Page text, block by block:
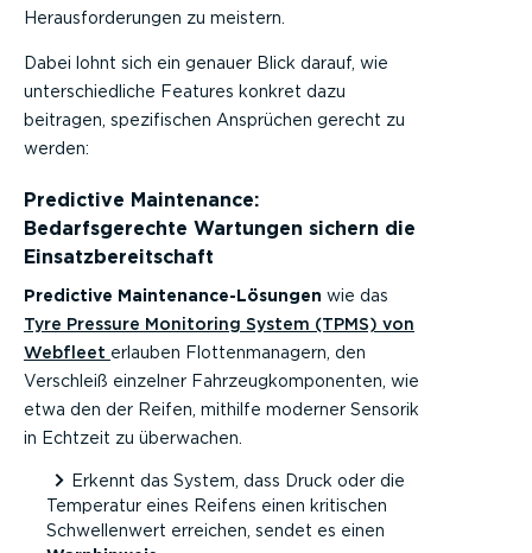
Herausforderungen zu meistern.
Dabei lohnt sich ein genauer Blick darauf, wie
unterschiedliche Features konkret dazu
beitragen, spezifischen Ansprüchen gerecht zu
werden:
Predictive Maintenance:
Bedarfsgerechte Wartungen sichern die
Einsatzbereitschaft
Predictive Maintenance-Lösungen wie das
Tyre Pressure Monitoring System (TPMS) von
Webfleet erlauben Flottenmanagern, den
Verschleiß einzelner Fahrzeugkomponenten, wie
etwa den der Reifen, mithilfe moderner Sensorik
in Echtzeit zu überwachen.
Erkennt das System, dass Druck oder die
Temperatur eines Reifens einen kritischen
Schwellenwert erreichen, sendet es einen